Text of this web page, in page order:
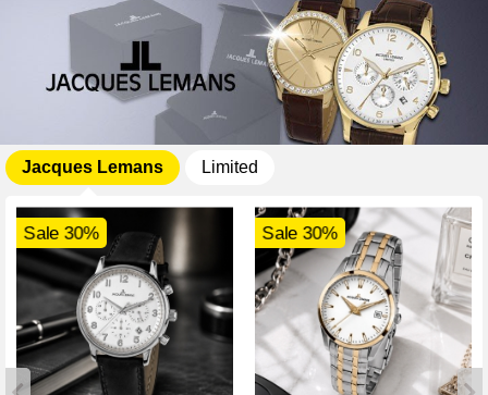
Jacques Lemans Limited
Sale 30% Sale 30%